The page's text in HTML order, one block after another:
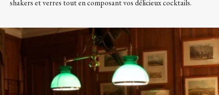
shakers et verres tout en composant vos délicieux cocktails.